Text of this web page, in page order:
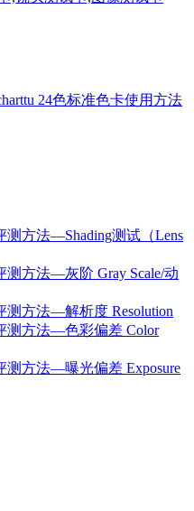
24色标准色卡使用方法
测方法—Shading测试（Lens
测方法—灰阶 Gray Scale/动
测方法—解析度 Resolution
测方法—色彩偏差 Color
测方法—曝光偏差 Exposure